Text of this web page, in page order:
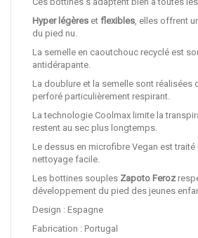
Hyper légères et flexibles , elles offrent
du pied nu.
La semelle en caoutchouc recyclé est
antidérapante.
La doublure et la semelle sont réalisées
perforé particulièrement respirant.
La technologie Coolmax limite la
restent au sec plus longtemps.
Le dessus en microfibre Vegan est
nettoyage facile.
Les bottines souples Zapoto Feroz
développement du pied des jeunes
Design : Espagne
Fabrication : Portugal